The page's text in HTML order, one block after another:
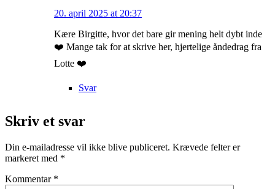
20. april 2025 at 20:37
Kære Birgitte, hvor det bare gir mening helt dybt inde
❤️ Mange tak for at skrive her, hjertelige åndedrag fra
Lotte ❤️
Svar
Skriv et svar
Din e-mailadresse vil ikke blive publiceret. Krævede felter er
markeret med *
Kommentar *